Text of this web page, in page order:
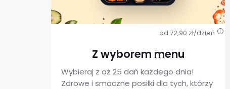
od 72,90 zł/dzień i
Z wyborem menu
Wybieraj z aż 25 dań każdego dnia!
Zdrowe i smaczne posiłki dla tych, którzy